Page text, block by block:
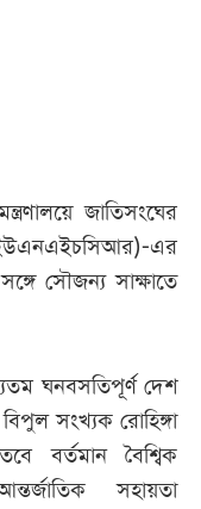
জাতিসংঘের
এর
সৌজন্য সাক্ষাতে
ঘনবসতিপূর্ণ দেশ
সংখ্যক রোহিঙ্গা
বর্তমান বৈশ্বিক
সহায়তা